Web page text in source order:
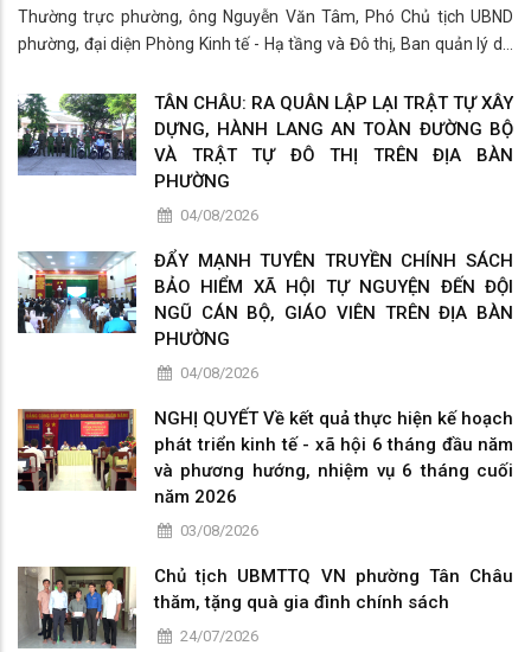
Thường trực phường, ông Nguyễn Văn Tâm, Phó Chủ tịch UBND
phường, đại diện Phòng Kinh tế - Hạ tầng và Đô thị, Ban quản lý dự
các công trình đangTÂN CHÂU: RA QUÂN LẬP LẠI TRẬT TỰ XÂY
DỰNG, HÀNH LANG AN TOÀN ĐƯỜNG BỘ
VÀ TRẬT TỰ ĐÔ THỊ TRÊN ĐỊA BÀN
PHƯỜNG
04/08/2026
ĐẨY MẠNH TUYÊN TRUYỀN CHÍNH SÁCH
BẢO HIỂM XÃ HỘI TỰ NGUYỆN ĐẾN ĐỘI
NGŨ CÁN BỘ, GIÁO VIÊN TRÊN ĐỊA BÀN
PHƯỜNG
04/08/2026
NGHỊ QUYẾT Về kết quả thực hiện kế hoạch
phát triển kinh tế - xã hội 6 tháng đầu năm
và phương hướng, nhiệm vụ 6 tháng cuối
năm 2026
03/08/2026
Chủ tịch UBMTTQ VN phường Tân Châu
thăm, tặng quà gia đình chính sách
24/07/2026